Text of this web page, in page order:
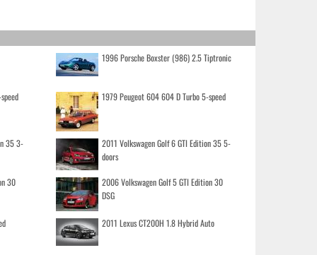
1996 Porsche Boxster (986) 2.5 Tiptronic
1979 Peugeot 604 604 D Turbo 5-speed
35 3-
2011 Volkswagen Golf 6 GTI Edition 35 5-
doors
30
2006 Volkswagen Golf 5 GTI Edition 30
DSG
2011 Lexus CT200H 1.8 Hybrid Auto